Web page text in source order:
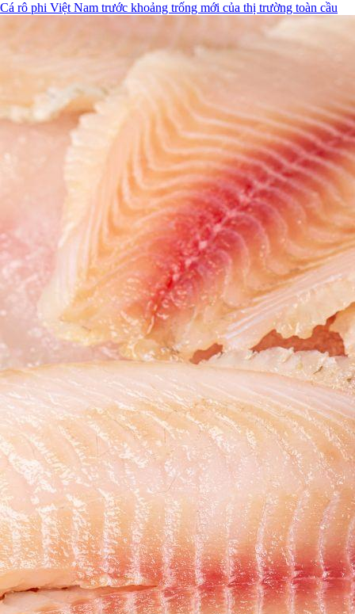
Cá rô phi Việt Nam trước khoảng trống mới của thị trường toàn cầu